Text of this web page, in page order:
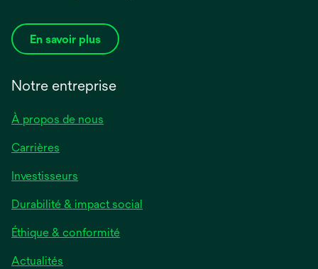
En savoir plus
Notre entreprise
À propos de nous
Carrières
Investisseurs
Durabilité & impact social
Éthique & conformité
Actualités